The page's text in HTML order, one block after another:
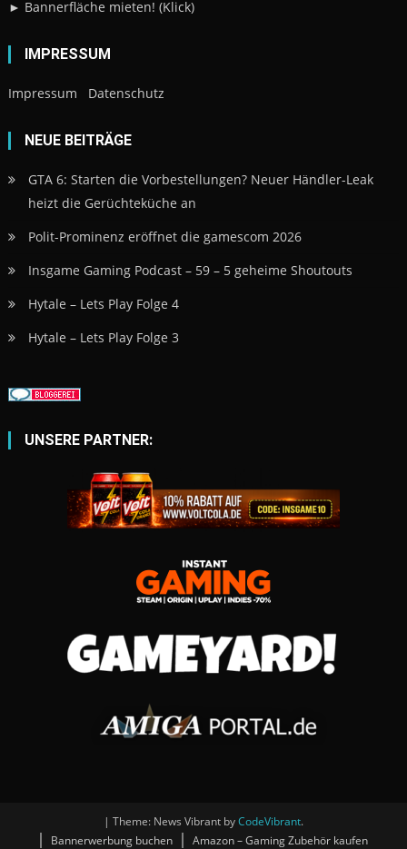
► Bannerfläche mieten! (Klick)
IMPRESSUM
Impressum Datenschutz
NEUE BEITRÄGE
GTA 6: Starten die Vorbestellungen? Neuer Händler-Leak
heizt die Gerüchteküche an
Polit-Prominenz eröffnet die gamescom 2026
Insgame Gaming Podcast – 59 – 5 geheime Shoutouts
Hytale – Lets Play Folge 4
Hytale – Lets Play Folge 3
UNSERE PARTNER:
| Theme: News Vibrant byCodeVibrant.
Bannerwerbung buchen
Amazon – Gaming Zubehör kaufen